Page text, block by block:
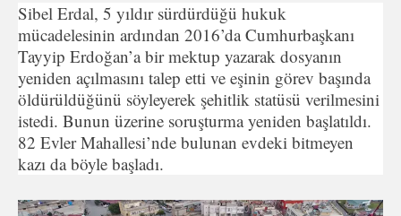
Sibel Erdal, 5 yıldır sürdürdüğü hukuk
mücadelesinin ardından 2016’da Cumhurbaşkanı
Tayyip Erdoğan’a bir mektup yazarak dosyanın
yeniden açılmasını talep etti ve eşinin görev başında
öldürüldüğünü söyleyerek şehitlik statüsü verilmesini
istedi. Bunun üzerine soruşturma yeniden başlatıldı.
82 Evler Mahallesi’nde bulunan evdeki bitmeyen
kazı da böyle başladı.